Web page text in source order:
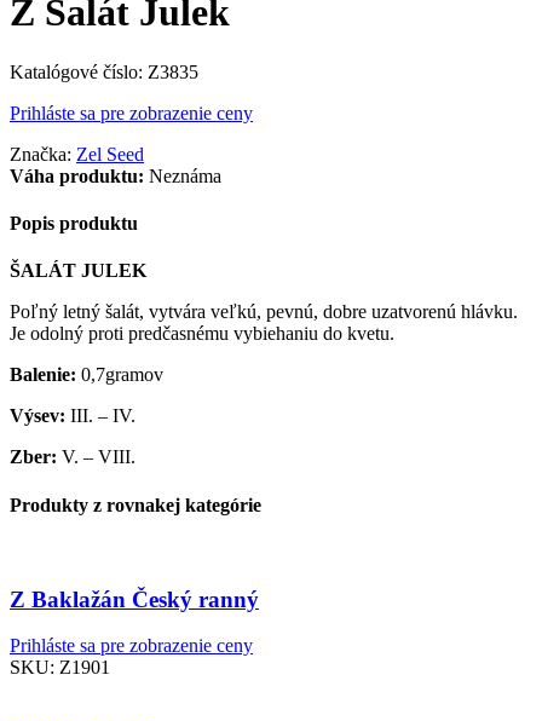
Z Šalát Julek
Katalógové číslo: Z3835
Prihláste sa pre zobrazenie ceny
Značka: Zel Seed
Váha produktu: Neznáma
Popis produktu
ŠALÁT JULEK
Poľný letný šalát, vytvára veľkú, pevnú, dobre uzatvorenú hlávku.
Je odolný proti predčasnému vybiehaniu do kvetu.
Balenie: 0,7gramov
Výsev: III. – IV.
Zber: V. – VIII.
Produkty z rovnakej kategórie
Z Baklažán Český ranný
Prihláste sa pre zobrazenie ceny
SKU: Z1901